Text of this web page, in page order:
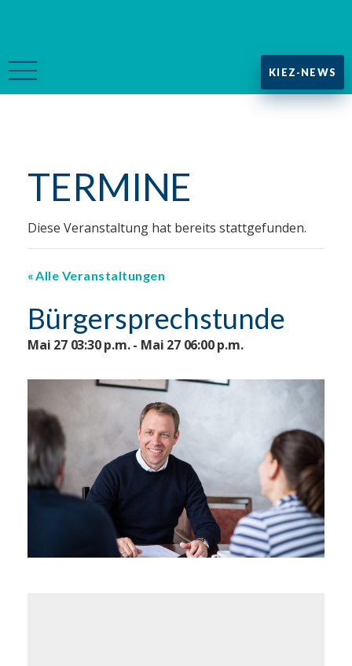
KIEZ-NEWS
TERMINE
Diese Veranstaltung hat bereits stattgefunden.
Alle Veranstaltungen
Bürgersprechstunde
Mai 27 03:30 p.m. - Mai 27 06:00 p.m.